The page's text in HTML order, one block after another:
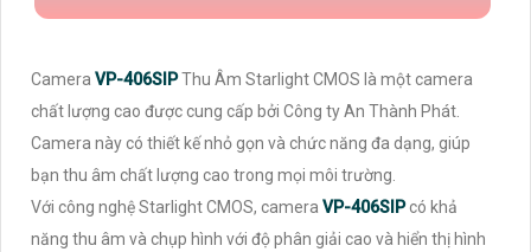
Camera VP-406SIPThu Âm Starlight CMOS là một camera
chất lượng cao được cung cấp bởi Công ty An Thành Phát.
Camera này có thiết kế nhỏ gọn và chức năng đa dạng, giúp
bạn thu âm chất lượng cao trong mọi môi trường.
Với công nghệ Starlight CMOS, camera VP-406SIPcó khả
năng thu âm và chụp hình với độ phân giải cao và hiển thị hình